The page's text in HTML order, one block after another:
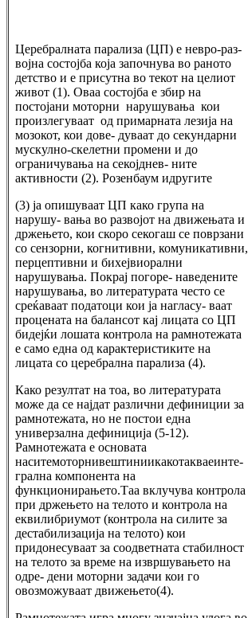
Церебралната парализа (ЦП) е невро-раз-
војна состојба која започнува во раното
детство и е присутна во текот на целиот
живот (1). Оваа состојба е збир на
постојани моторни нарушувања кои
произлегуваат од примарната лезија на
мозокот, кои дове- дуваат до секундарни
мускулно-скелетни промени и до
ограничувања на секојднев- ните
активности (2). Розенбаум идругите
(3) ја опишуваат ЦП како група на
нарушу- вања во развојот на движењата и
држењето, кои скоро секогаш се поврзани
со сензорни, когнитивни, комуникативни,
перцептивни и бихејвиорални
нарушувања. Покрај погоре- наведените
нарушувања, во литературата често се
среќаваат податоци кои ја нагласу- ваат
процената на балансот кај лицата со ЦП
бидејќи лошата контрола на рамнотежата
е само една од карактеристиките на
лицата со церебрална парализа (4).
Како резултат на тоа, во литературата
може да се најдат различни дефиниции за
рамнотежата, но не постои една
универзална дефиниција (5-12).
Рамнотежата е основата
наситемоторнивештиниикакотакваеинте-
грална компонента на
функционирањето.Таа вклучува контрола
при држењето на телото и контрола на
еквилибриумот (контрола на силите за
дестабилизација на телото) кои
придонесуваат за соодветната стабилност
на телото за време на извршувањето на
одре- дени моторни задачи кои го
овозможуваат движењето(4).